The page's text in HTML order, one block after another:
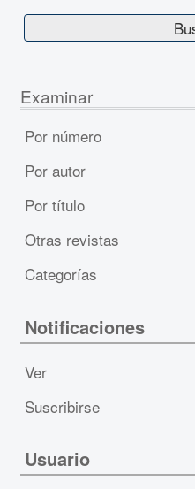
Examinar
Por número
Por autor
Por título
Otras revistas
Categorías
Notificaciones
Ver
Suscribirse
Usuario